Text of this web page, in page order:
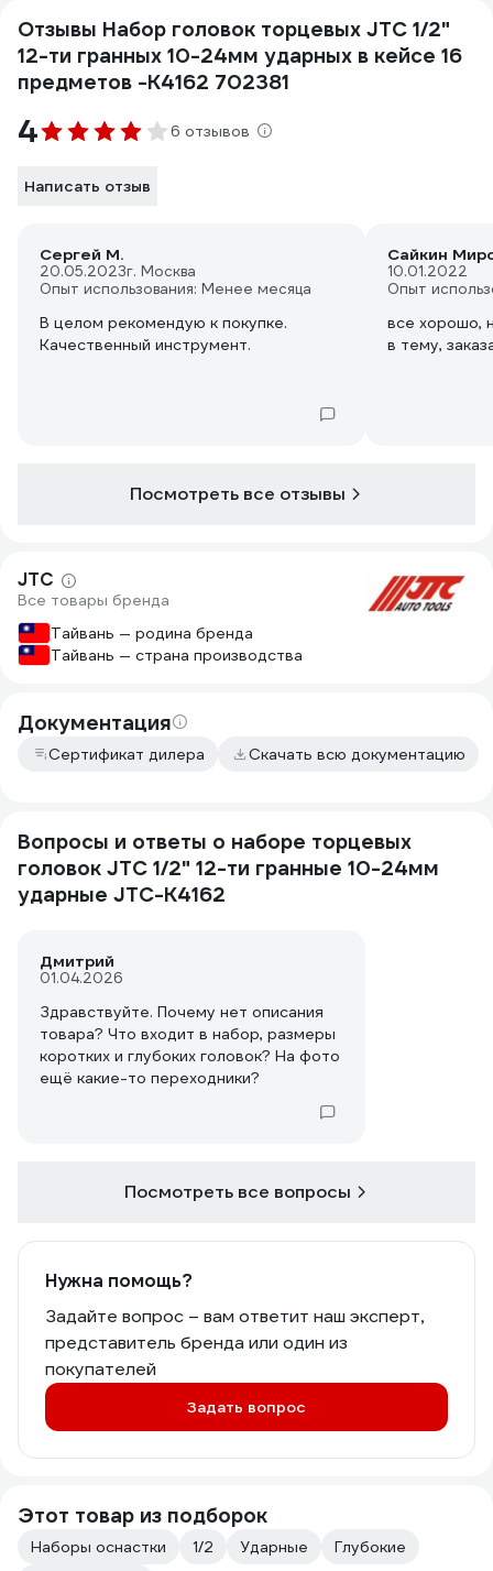
Отзывы Набор головок торцевых JTC 1/2"
12-ти гранных 10-24мм ударных в кейсе 16
предметов -K4162 702381
4 6 отзывов
Написать отзыв
Сергей М.
20.05.2023г. Москва
Опыт использования: Менее месяца
В целом рекомендую к покупке.
Качественный инструмент.
Сайкин
10.01.2022
Опыт
все хорошо,
в тему,
Посмотреть все отзывы
JTC
Все товары бренда
Тайвань — родина бренда
Тайвань — страна производства
Документация
Сертификат дилера Скачать всю документацию
Вопросы и ответы о наборе торцевых
головок JTC 1/2" 12-ти гранные 10-24мм
ударные JTC-K4162
Дмитрий
01.04.2026
Здравствуйте. Почему нет описания
товара? Что входит в набор, размеры
коротких и глубоких головок? На фото
ещё какие-то переходники?
Посмотреть все вопросы
Нужна помощь?
Задайте вопрос – вам ответит наш эксперт,
представитель бренда или один из
покупателей
Задать вопрос
Этот товар из подборок
Наборы оснастки 1/2 Ударные
Глубокие